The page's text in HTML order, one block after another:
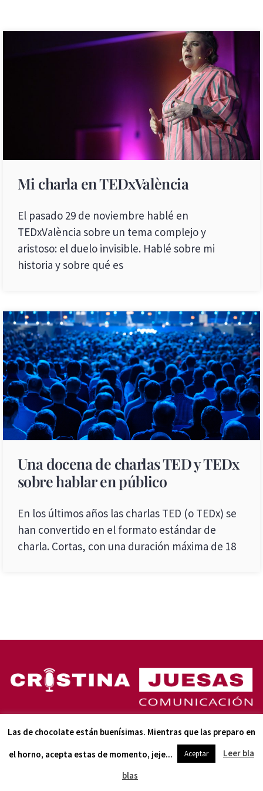
Mi charla en TEDxValència
El pasado 29 de noviembre hablé en
TEDxValència sobre un tema complejo y
aristoso: el duelo invisible. Hablé sobre mi
historia y sobre qué es
Una docena de charlas TED y TEDx
sobre hablar en público
En los últimos años las charlas TED (o TEDx) se
han convertido en el formato estándar de
charla. Cortas, con una duración máxima de 18
(+ 34) 616 93 55 24
LA NEWSLETTER CON C DE COM
Las de chocolate están buenísimas. Mientras que las preparo en
el horno, acepta estas de momento, jeje...
Aceptar
Leer bla
blas